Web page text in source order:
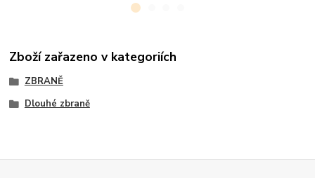
Zboží zařazeno v kategoriích
ZBRANĚ
Dlouhé zbraně